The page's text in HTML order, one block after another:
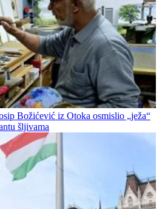
Božićević iz Otoka osmislio „ježa“
šljivama